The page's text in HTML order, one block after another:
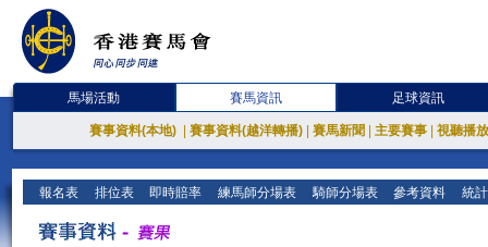
馬場活動 賽馬資訊 足球資訊
賽事資料(本地) 賽事資料(越洋轉播) 賽馬新聞 主要賽事 視聽播
報名表 排位表 即時賠率 練馬師分場表 騎師分場表 參考資料 統